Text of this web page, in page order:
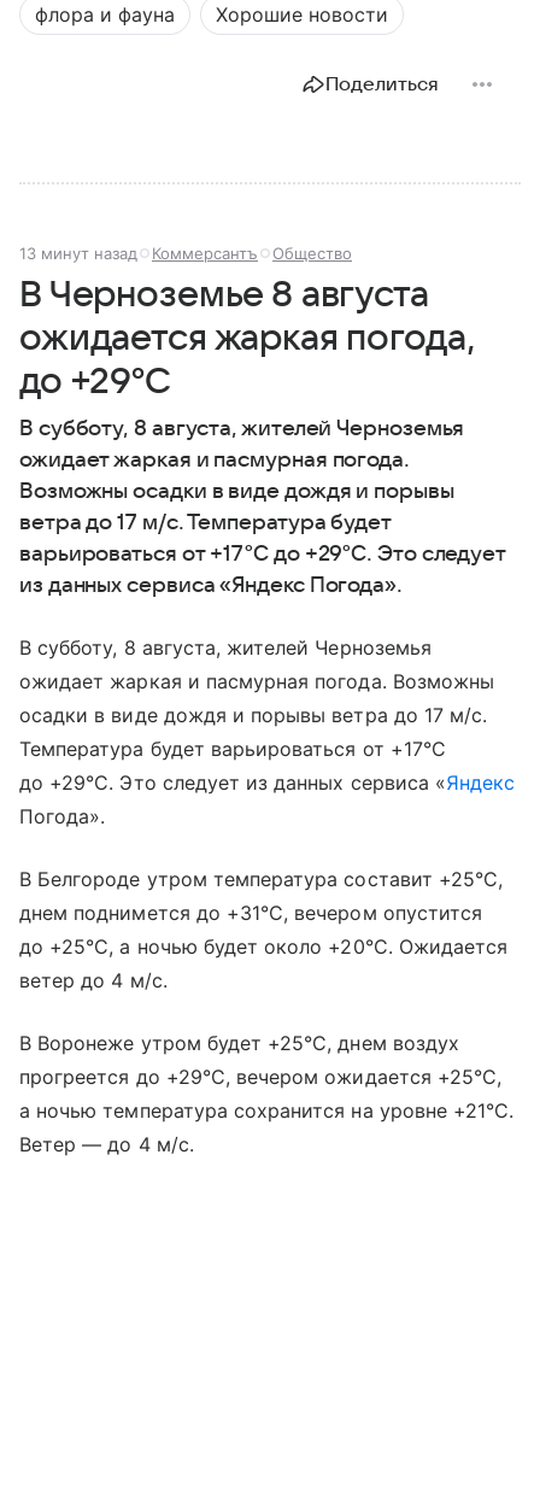
флора и фауна Хорошие новости
Поделиться
13 минут назад Коммерсантъ Общество
В Черноземье 8 августа
ожидается жаркая погода,
до +29°C
В субботу, 8 августа, жителей Черноземья
ожидает жаркая и пасмурная погода.
Возможны осадки в виде дождя и порывы
ветра до 17 м/с. Температура будет
варьироваться от +17°C до +29°C. Это следует
из данных сервиса «Яндекс Погода».
В субботу, 8 августа, жителей Черноземья
ожидает жаркая и пасмурная погода. Возможны
осадки в виде дождя и порывы ветра до 17 м/с.
Температура будет варьироваться от +17°C
до +29°C. Это следует из данных сервиса «Яндекс
Погода».
В Белгороде утром температура составит +25°C,
днем поднимется до +31°C, вечером опустится
до +25°C, а ночью будет около +20°C. Ожидается
ветер до 4 м/с.
В Воронеже утром будет +25°C, днем воздух
прогреется до +29°C, вечером ожидается +25°C,
а ночью температура сохранится на уровне +21°C.
Ветер — до 4 м/с.